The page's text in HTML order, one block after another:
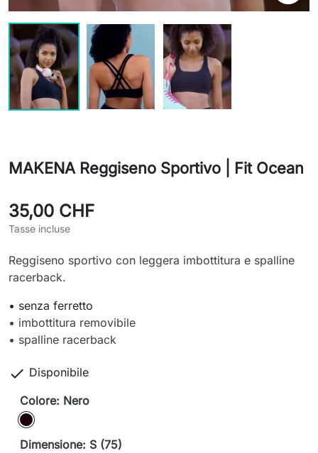
MAKENA Reggiseno Sportivo | Fit Ocean
35,00 CHF
Tasse incluse
Reggiseno sportivo con leggera imbottitura e spalline
racerback.
• senza ferretto
• imbottitura removibile
• spalline racerback
 Disponibile
Colore: Nero
Nero
Dimensione: S (75)